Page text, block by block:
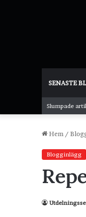
SENASTE
Slumpade
Hem /
Blogginlägg